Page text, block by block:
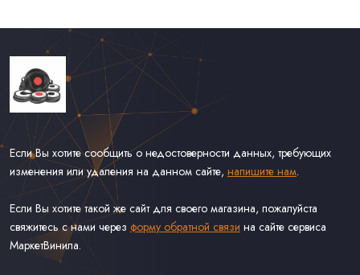
Если Вы хотите сообщить о недостоверности данных, требующих
изменения или удаления на данном сайте, напишите нам.
Если Вы хотите такой же сайт для своего магазина, пожалуйста
свяжитесь с нами через форму обратной связи на сайте сервиса
МаркетВинила.